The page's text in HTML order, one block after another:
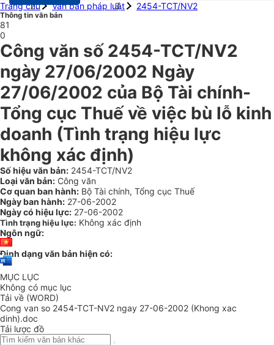
Trang chủ
Văn bản pháp luật 2454-TCT/NV2
Thông tin văn bản
81
0
Công văn số 2454-TCT/NV2
ngày 27/06/2002 Ngày
27/06/2002 của Bộ Tài chính-
Tổng cục Thuế về việc bù lỗ kinh
doanh (Tình trạng hiệu lực
không xác định)
Số hiệu văn bản: 2454-TCT/NV2
Loại văn bản: Công văn
Cơ quan ban hành: Bộ Tài chính, Tổng cục Thuế
Ngày ban hành: 27-06-2002
Ngày có hiệu lực: 27-06-2002
Tình trạng hiệu lực: Không xác định
Ngôn ngữ:
Định dạng văn bản hiện có:
MỤC LỤC
Không có mục lục
Tải về (WORD)
Cong van so 2454-TCT-NV2 ngay 27-06-2002 (Khong xac
dinh).doc
Tải lược đồ